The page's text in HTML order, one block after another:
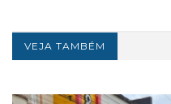
VEJA TAMBÉM